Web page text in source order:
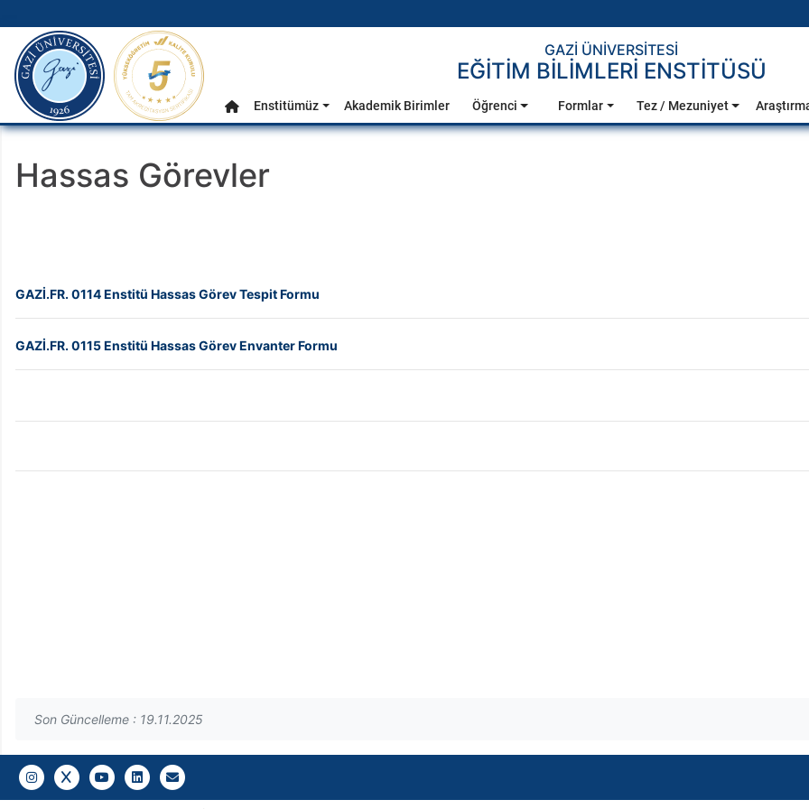
Ana Menü
gazi.edu.tr
GAZİ ÜNİVERSİTESİ
EĞİTİM BİLİMLERİ ENSTİTÜSÜ
Anasayfa
Enstitümüz Akademik Birimler Öğrenci Formlar Tez / Mezuniyet
Hassas Görevler
GAZİ.FR. 0114 Enstitü Hassas Görev Tespit Formu
GAZİ.FR. 0115 Enstitü Hassas Görev Envanter Formu
Son Güncelleme : 19.11.2025
Gazi E-Mail